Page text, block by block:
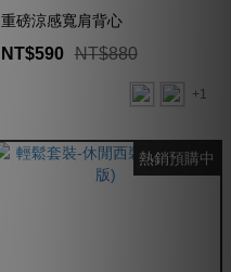
重磅涼感寬肩背心
NT$590 NT$880
+1
熱銷預購中